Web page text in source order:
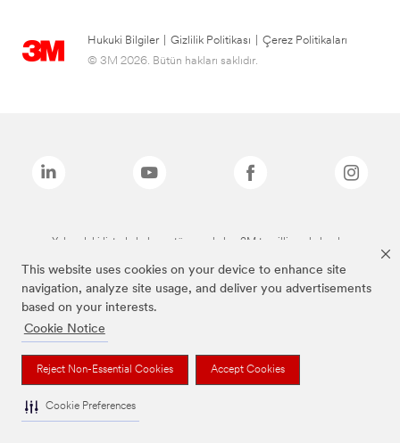
This website uses cookies on your device to enhance site
navigation, analyze site usage, and deliver you advertisements
based on your interests.
Cookie Notice
Reject Non-Essential Cookies Accept Cookies
Cookie Preferences
Hukuki Bilgiler Gizlilik Politikası
Çerez Politikaları
© 3M 2026. Bütün hakları saklıdır.
Yukarıdaki listede bulunan tüm markalar, 3M tescilli markalarıdır.